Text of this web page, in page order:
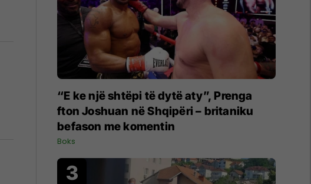
“E ke një shtëpi të dytë aty”, Prenga
fton Joshuan në Shqipëri – britaniku
befason me komentin
Boks